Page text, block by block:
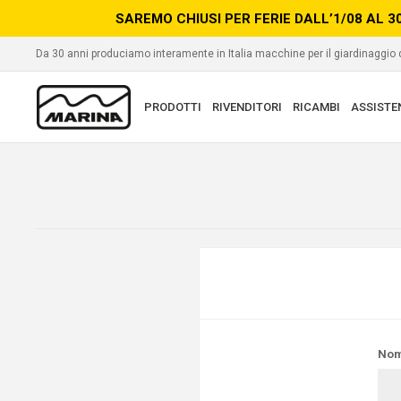
SAREMO CHIUSI PER FERIE DALL’1/08 AL
Da 30 anni produciamo interamente in Italia macchine per il
PRODOTTI RIVENDITORI RICAMBI